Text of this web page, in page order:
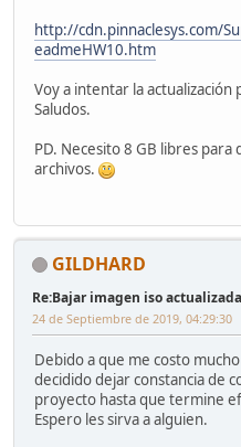
http://cdn.pinnaclesys.com/
eadmeHW10.htm
Voy a intentar la
Saludos.
PD. Necesito 8 GB libres para
archivos.
GILDHARD
Re:Bajar imagen iso
24 de Septiembre de 2019, 04:29:30
Debido a que me costo
decidido dejar constancia de
proyecto hasta que termine
Espero les sirva a alguien.